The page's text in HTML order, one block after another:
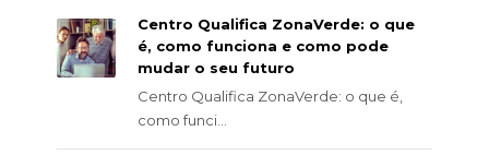
Centro Qualifica ZonaVerde: o que
é, como funciona e como pode
mudar o seu futuro
Centro Qualifica ZonaVerde: o que é,
como funci...